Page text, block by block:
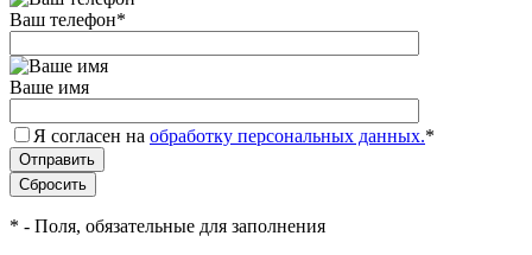
Ваш телефон*
Ваше имя
Я согласен на обработку персональных данных.*
* - Поля, обязательные для заполнения